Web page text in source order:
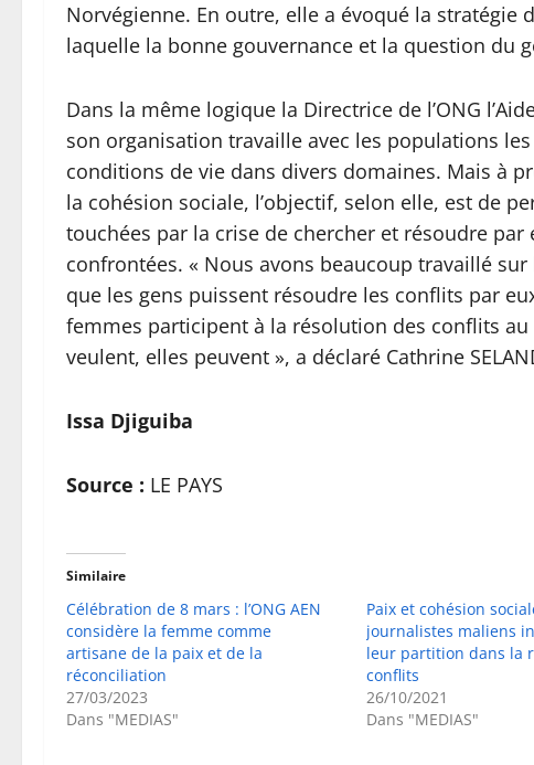
Norvégienne. En outre, elle a évoqué la stratégie
laquelle la bonne gouvernance et la question du
Dans la même logique la Directrice de l’ONG
son organisation travaille avec les populations
conditions de vie dans divers domaines. Mais à
la cohésion sociale, l’objectif, selon elle, est de
touchées par la crise de chercher et résoudre
confrontées. « Nous avons beaucoup travaillé
que les gens puissent résoudre les conflits par
femmes participent à la résolution des conflits
veulent, elles peuvent », a déclaré Cathrine
Issa Djiguiba
Source : LE PAYS
Similaire
Célébration de 8 mars : l’ONG AEN
considère la femme comme
artisane de la paix et de la
réconciliation
27/03/2023
Dans "MEDIAS"
Paix et cohésion
journalistes maliens
leur partition dans la
conflits
26/10/2021
Dans "MEDIAS"